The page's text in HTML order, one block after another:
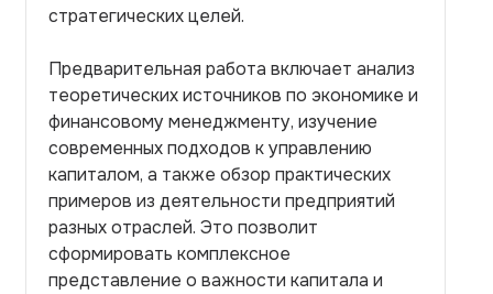
стратегических целей.
Предварительная работа включает анализ
теоретических источников по экономике и
финансовому менеджменту, изучение
современных подходов к управлению
капиталом, а также обзор практических
примеров из деятельности предприятий
разных отраслей. Это позволит
сформировать комплексное
представление о важности капитала и